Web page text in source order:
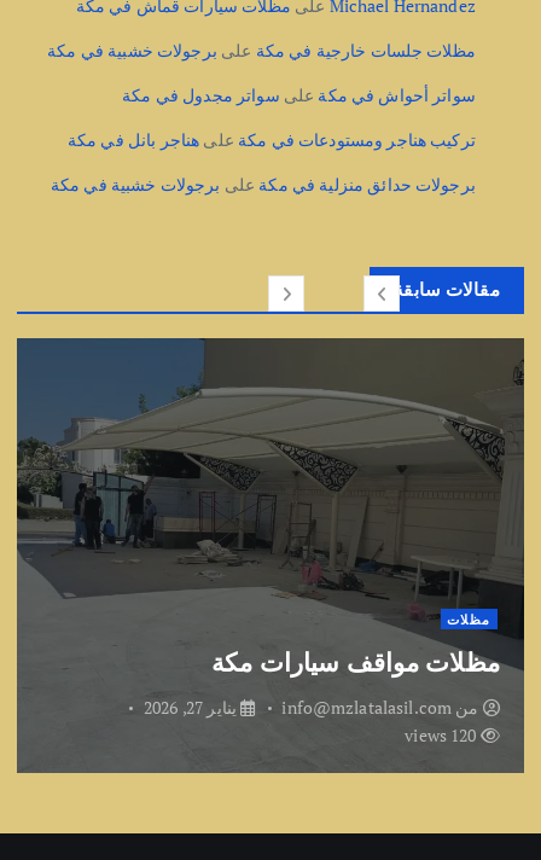
Michael Hernandez على مظلات سيارات قماش في مكة
مظلات جلسات خارجية في مكة على برجولات خشبية في مكة
سواتر أحواش في مكة على سواتر مجدول في مكة
تركيب هناجر ومستودعات في مكة على هناجر بانل في مكة
برجولات حدائق منزلية في مكة على برجولات خشبية في مكة
مقالات سابقة
مظلات
مظلات مواقف سيارات مكة
من info@mzlatalasil.com
يناير 27, 2026